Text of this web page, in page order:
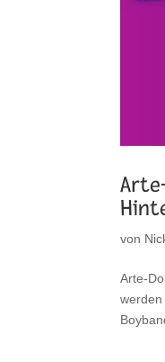
von
Arte-